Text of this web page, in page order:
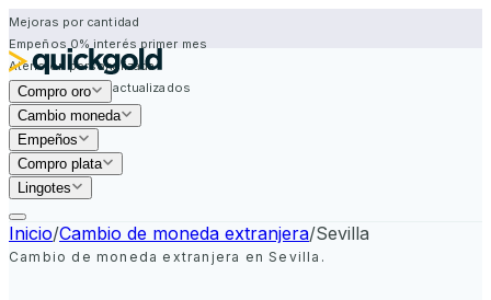
Mejoras por cantidad
Empeños 0% interés primer mes
Atención personalizada
Precios siempre actualizados
Mejoras por cantidad
Compro oro
Cambio moneda
Empeños
Compro plata
Lingotes
Inicio/Cambio de moneda extranjera/Sevilla
Cambio de moneda extranjera enSevilla .